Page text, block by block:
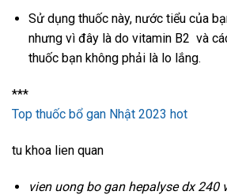
Sử dụng thuốc này, nước tiểu của
nhưng vì đây là do vitamin B2 và
thuốc bạn không phải là lo lắng.
***
Top thuốc bổ gan Nhật 2023 hot
tu khoa lien quan
vien uong bo gan hepalyse dx 240